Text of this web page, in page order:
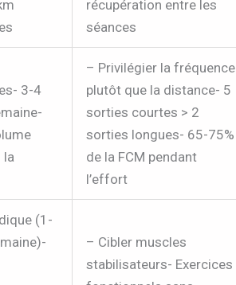
récupération entre les
séances
3-4
la
– Privilégier la fréquence
plutôt que la distance- 5
sorties courtes > 2
sorties longues- 65-75%
de la FCM pendant
l’effort
(1-
– Cibler muscles
stabilisateurs- Exercices